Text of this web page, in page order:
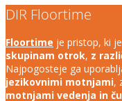
DIR Floortime
Floortime je pristop, ki je
skupinam otrok, z
Najpogosteje ga
jezikovnimi motnjami,
motnjami vedenja in